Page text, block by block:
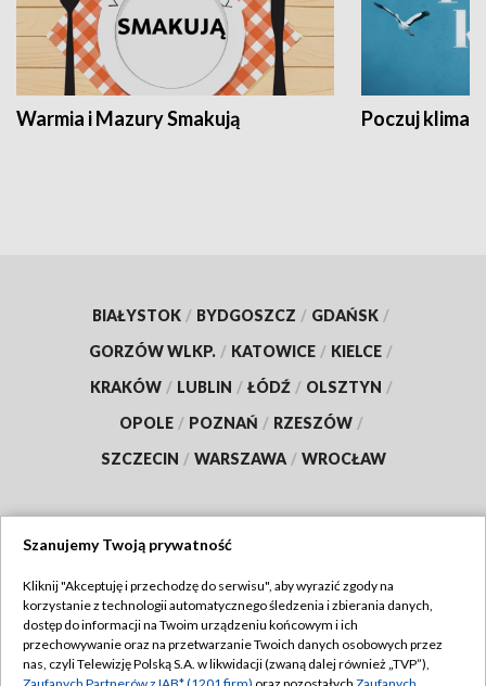
Warmia i Mazury Smakują Poczuj klimat
BIAŁYSTOK / BYDGOSZCZ / GDAŃSK /
GORZÓW WLKP. / KATOWICE / KIELCE /
KRAKÓW / LUBLIN / ŁÓDŹ / OLSZTYN /
OPOLE / POZNAŃ / RZESZÓW /
SZCZECIN / WARSZAWA / WROCŁAW
TVP
Abonament TVP
Emisja w TVP
Regulamin TVP
Szanujemy Twoją prywatność
Kliknij "Akceptuję i przechodzę do serwisu", aby wyrazić zgody na
korzystanie z technologii automatycznego śledzenia i zbierania danych,
dostęp do informacji na Twoim urządzeniu końcowym i ich
przechowywanie oraz na przetwarzanie Twoich danych osobowych przez
nas, czyli Telewizję Polską S.A. w likwidacji (zwaną dalej również „TVP”),